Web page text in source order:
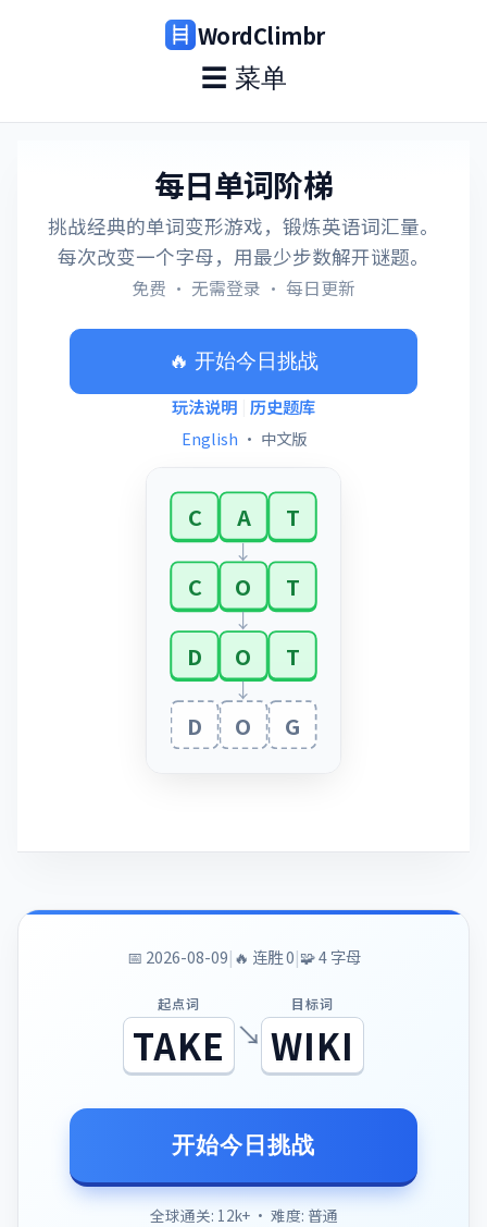
WordClimbr
☰ 菜单
每日单词阶梯
挑战经典的单词变形游戏，锻炼英语词汇量。
每次改变一个字母，用最少步数解开谜题。
免费 · 无需登录 · 每日更新
🔥 开始今日挑战
玩法说明 历史题库
English · 中文版
C A T
↓
C O T
↓
D O T
↓
D O G
📅 2026-08-09|🔥 连胜0|🧩4字母
起点词
TAKE ↘
目标词
WIKI
开始今日挑战
全球通关: 12k+ · 难度: 普通